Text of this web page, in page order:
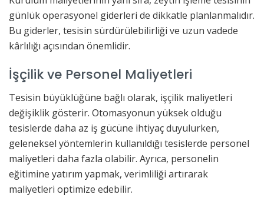
günlük operasyonel giderleri de dikkatle planlanmalıdır.
Bu giderler, tesisin sürdürülebilirliği ve uzun vadede
kârlılığı açısından önemlidir.
İşçilik ve Personel Maliyetleri
Tesisin büyüklüğüne bağlı olarak, işçilik maliyetleri
değişiklik gösterir. Otomasyonun yüksek olduğu
tesislerde daha az iş gücüne ihtiyaç duyulurken,
geleneksel yöntemlerin kullanıldığı tesislerde personel
maliyetleri daha fazla olabilir. Ayrıca, personelin
eğitimine yatırım yapmak, verimliliği artırarak
maliyetleri optimize edebilir.